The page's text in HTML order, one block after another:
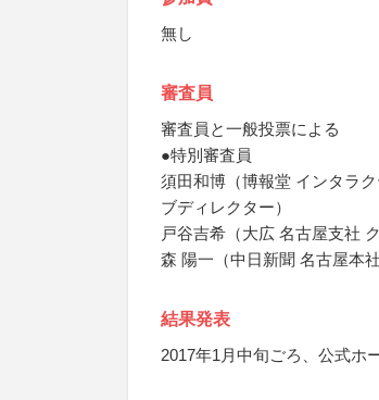
無し
審査員
審査員と一般投票による
●特別審査員
須田和博（博報堂 インタラ
ブディレクター）
戸谷吉希（大広 名古屋支社
森 陽一（中日新聞 名古屋本
結果発表
2017年1月中旬ごろ、公式ホ